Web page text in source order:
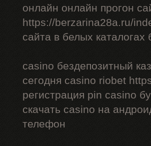
онлайн онлайн прогон
https://berzarina28a.ru/
сайта в белых каталогах
casino бездепозитный
сегодня casino riobet
регистрация pin casino
скачать casino на
телефон